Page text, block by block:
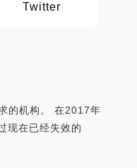
Twitter
的机构。 在2017年
现在已经失效的